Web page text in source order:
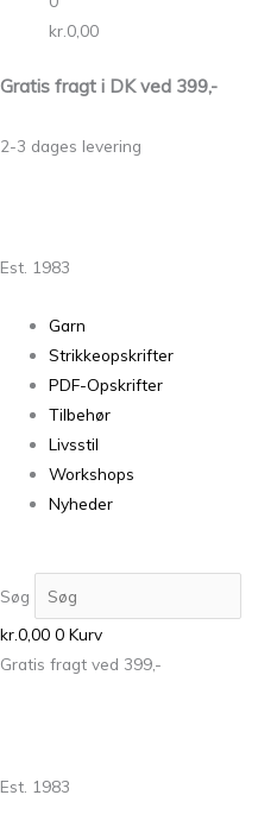
kr. 0,00
Gratis fragt i DK ved 399,-
2-3 dages levering
Est. 1983
Garn
Strikkeopskrifter
PDF-Opskrifter
Tilbehør
Livsstil
Workshops
Nyheder
Søg
kr.0,00 0 Kurv
Gratis fragt ved 399,-
Est. 1983